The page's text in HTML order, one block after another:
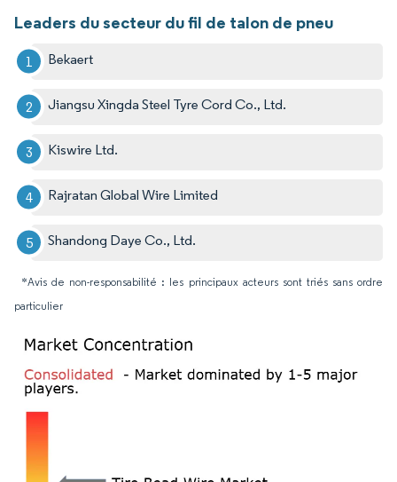
Leaders du secteur du fil de talon de pneu
Bekaert
Jiangsu Xingda Steel Tyre Cord Co., Ltd.
Kiswire Ltd.
Rajratan Global Wire Limited
Shandong Daye Co., Ltd.
*Avis de non-responsabilité : les principaux acteurs sont triés sans ordre
particulier